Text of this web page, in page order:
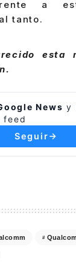
a
tanto.
esta
News y
feed
Seguir